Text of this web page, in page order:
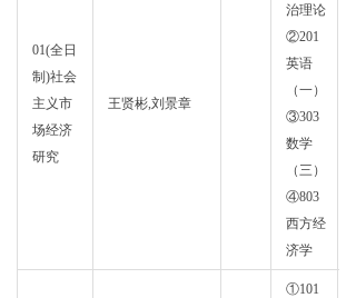
01(全日
制)社会
主义市
场经济
研究
王贤彬,刘景章
治理论
②201
英语
（一）
③303
数学
（三）
④803
西方经
济学
①101